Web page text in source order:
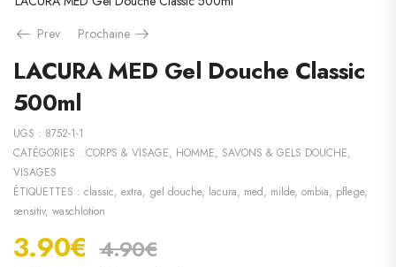
Prev
Prochaine
LACURA MED Gel Douche Classic
500ml
UGS : 8752-1-1
CATÉGORIES : CORPS & VISAGE, HOMME, SAVONS & GELS DOUCHE,
VISAGES
ÉTIQUETTES : classic, extra, gel douche, lacura, med, milde, ombia, pflege,
sensitiv, waschlotion
3.90€ 4.90€